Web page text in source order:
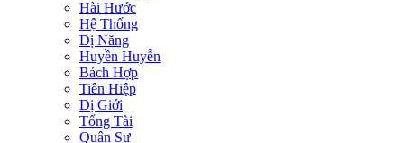
Hài Hước
Hệ Thống
Dị Năng
Huyền Huyễn
Bách Hợp
Tiên Hiệp
Dị Giới
Tổng Tài
Quân Sự